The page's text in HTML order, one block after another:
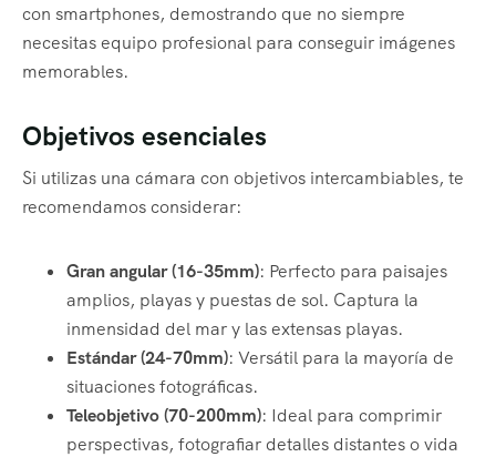
con smartphones, demostrando que no siempre
necesitas equipo profesional para conseguir imágenes
memorables.
Objetivos esenciales
Si utilizas una cámara con objetivos intercambiables, te
recomendamos considerar:
Gran angular (16-35mm): Perfecto para paisajes
amplios, playas y puestas de sol. Captura la
inmensidad del mar y las extensas playas.
Estándar (24-70mm): Versátil para la mayoría de
situaciones fotográficas.
Teleobjetivo (70-200mm): Ideal para comprimir
perspectivas, fotografiar detalles distantes o vida